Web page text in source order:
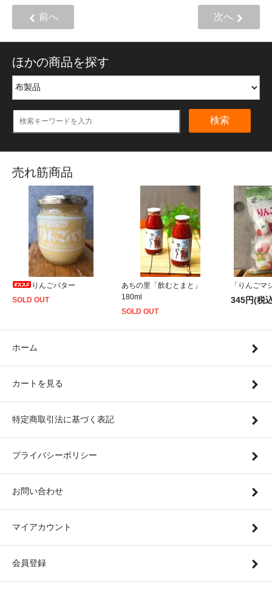
前へ 次へ
ほかの商品を探す
検索
売れ筋商品
りんごバター
SOLD OUT
あちの里「飲むとまと」
180ml
SOLD OUT
「りんごマ
345円(税
ホーム
カートを見る
特定商取引法に基づく表記
プライバシーポリシー
お問い合わせ
マイアカウント
会員登録